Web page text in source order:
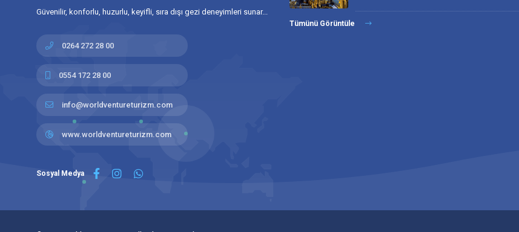
Güvenilir, konforlu, huzurlu, keyifli, sıra dışı gezi deneyimleri sunar...
0264 272 28 00
0554 172 28 00
info@worldventureturizm.com
www.worldventureturizm.com
Sosyal Medya
Tümünü Görüntüle